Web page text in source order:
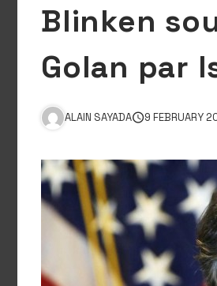
Blinken
Golan par
ALAIN SAYADA 9 FEBRUARY